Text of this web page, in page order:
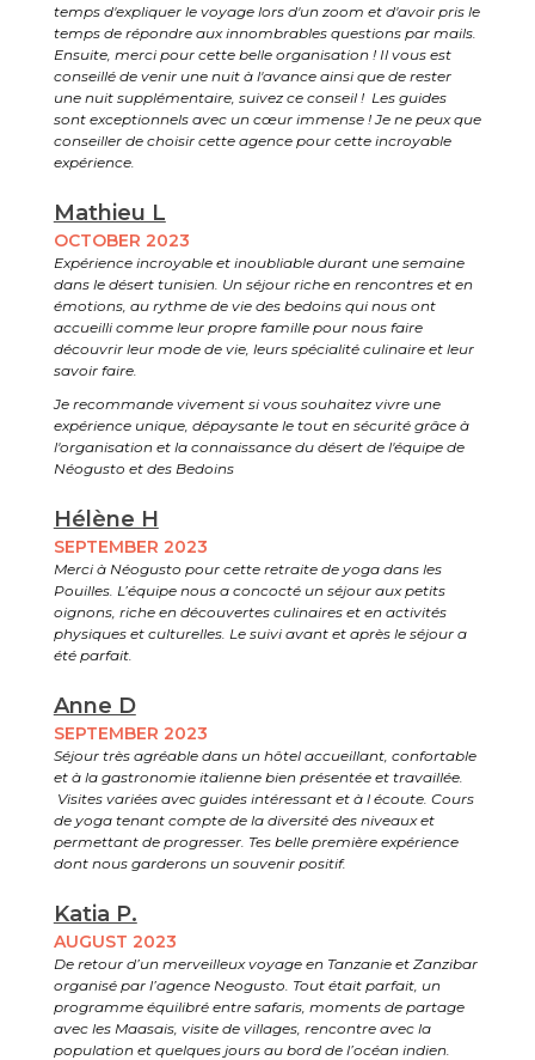
temps d'expliquer le voyage lors d'un zoom et d'avoir pris le
temps de répondre aux innombrables questions par mails.
Ensuite, merci pour cette belle organisation ! Il vous est
conseillé de venir une nuit à l'avance ainsi que de rester
une nuit supplémentaire, suivez ce conseil ! Les guides
sont exceptionnels avec un cœur immense ! Je ne peux que
conseiller de choisir cette agence pour cette incroyable
expérience.
Mathieu L
OCTOBER 2023
Expérience incroyable et inoubliable durant une semaine
dans le désert tunisien. Un séjour riche en rencontres et en
émotions, au rythme de vie des bedoins qui nous ont
accueilli comme leur propre famille pour nous faire
découvrir leur mode de vie, leurs spécialité culinaire et leur
savoir faire.
Je recommande vivement si vous souhaitez vivre une
expérience unique, dépaysante le tout en sécurité grâce à
l'organisation et la connaissance du désert de l'équipe de
Néogusto et des Bedoins
Hélène H
SEPTEMBER 2023
Merci à Néogusto pour cette retraite de yoga dans les
Pouilles. L’équipe nous a concocté un séjour aux petits
oignons, riche en découvertes culinaires et en activités
physiques et culturelles. Le suivi avant et après le séjour a
été parfait.
Anne D
SEPTEMBER 2023
Séjour très agréable dans un hôtel accueillant, confortable
et à la gastronomie italienne bien présentée et travaillée.
Visites variées avec guides intéressant et à l écoute. Cours
de yoga tenant compte de la diversité des niveaux et
permettant de progresser. Tes belle première expérience
dont nous garderons un souvenir positif.
Katia P.
AUGUST 2023
De retour d’un merveilleux voyage en Tanzanie et Zanzibar
organisé par l’agence Neogusto. Tout était parfait, un
programme équilibré entre safaris, moments de partage
avec les Maasais, visite de villages, rencontre avec la
population et quelques jours au bord de l’océan indien.